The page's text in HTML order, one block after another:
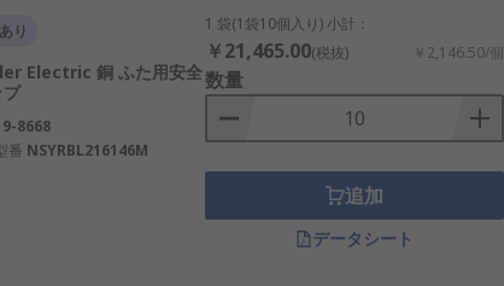
り
Electric 銅 ふた用安全
8668
番 NSYRBL216146M
1 袋(1袋10個入り) 小計：
￥21,465.00(税抜) ￥2,146.50/個
数量
追加
データシート